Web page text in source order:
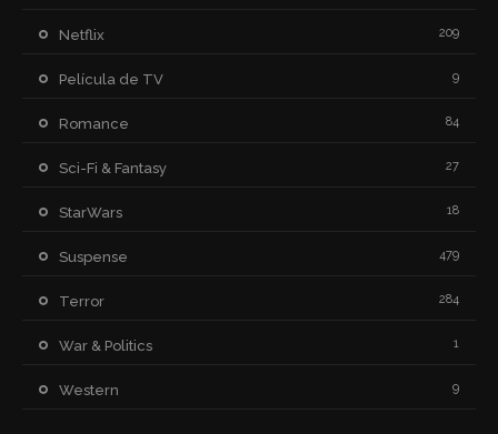
Netflix 209
Película de TV 9
Romance 84
Sci-Fi & Fantasy 27
StarWars 18
Suspense 479
Terror 284
War & Politics 1
Western 9